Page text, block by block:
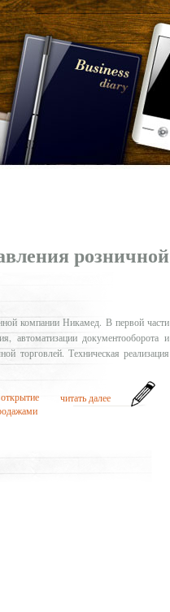
розничной
компании Никамед. В первой части
автоматизации документооборота и
торговлей. Техническая реализация
открытие
читать далее